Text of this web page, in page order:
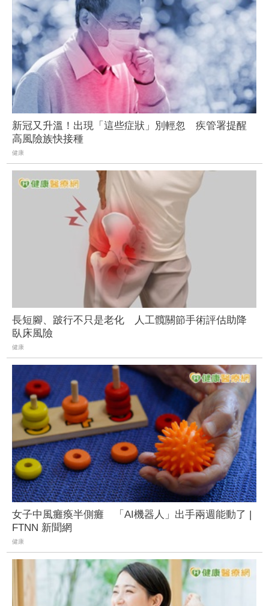
新冠又升溫！出現「這些症狀」別輕忽 疾管署提醒
高風險族快接種
健康
長短腳、跛行不只是老化 人工髖關節手術評估助降
臥床風險
健康
女子中風癱瘓半側癱 「AI機器人」出手兩週能動了 |
FTNN 新聞網
健康